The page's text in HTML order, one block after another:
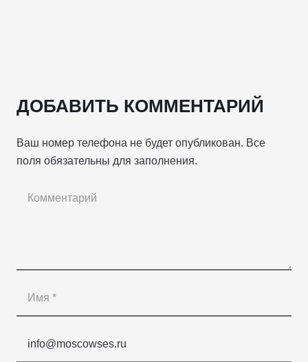
ДОБАВИТЬ КОММЕНТАРИЙ
Ваш номер телефона не будет опубликован. Все
поля обязательны для заполнения.